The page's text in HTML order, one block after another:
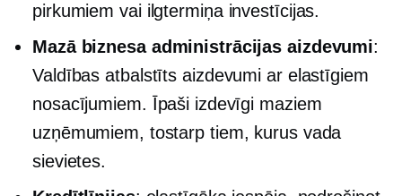
pirkumiem vai ilgtermiņainvestīcijas.
Mazā biznesa administrācijas aizdevumi:
Valdības atbalstīts aizdevumi ar elastīgiem
nosacījumiem. Īpaši izdevīgi maziem
uzņēmumiem, tostarp tiem, kurus vada
sievietes.